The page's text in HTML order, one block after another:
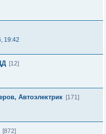
19:42
[12]
Автоэлектрик [171]
[872]